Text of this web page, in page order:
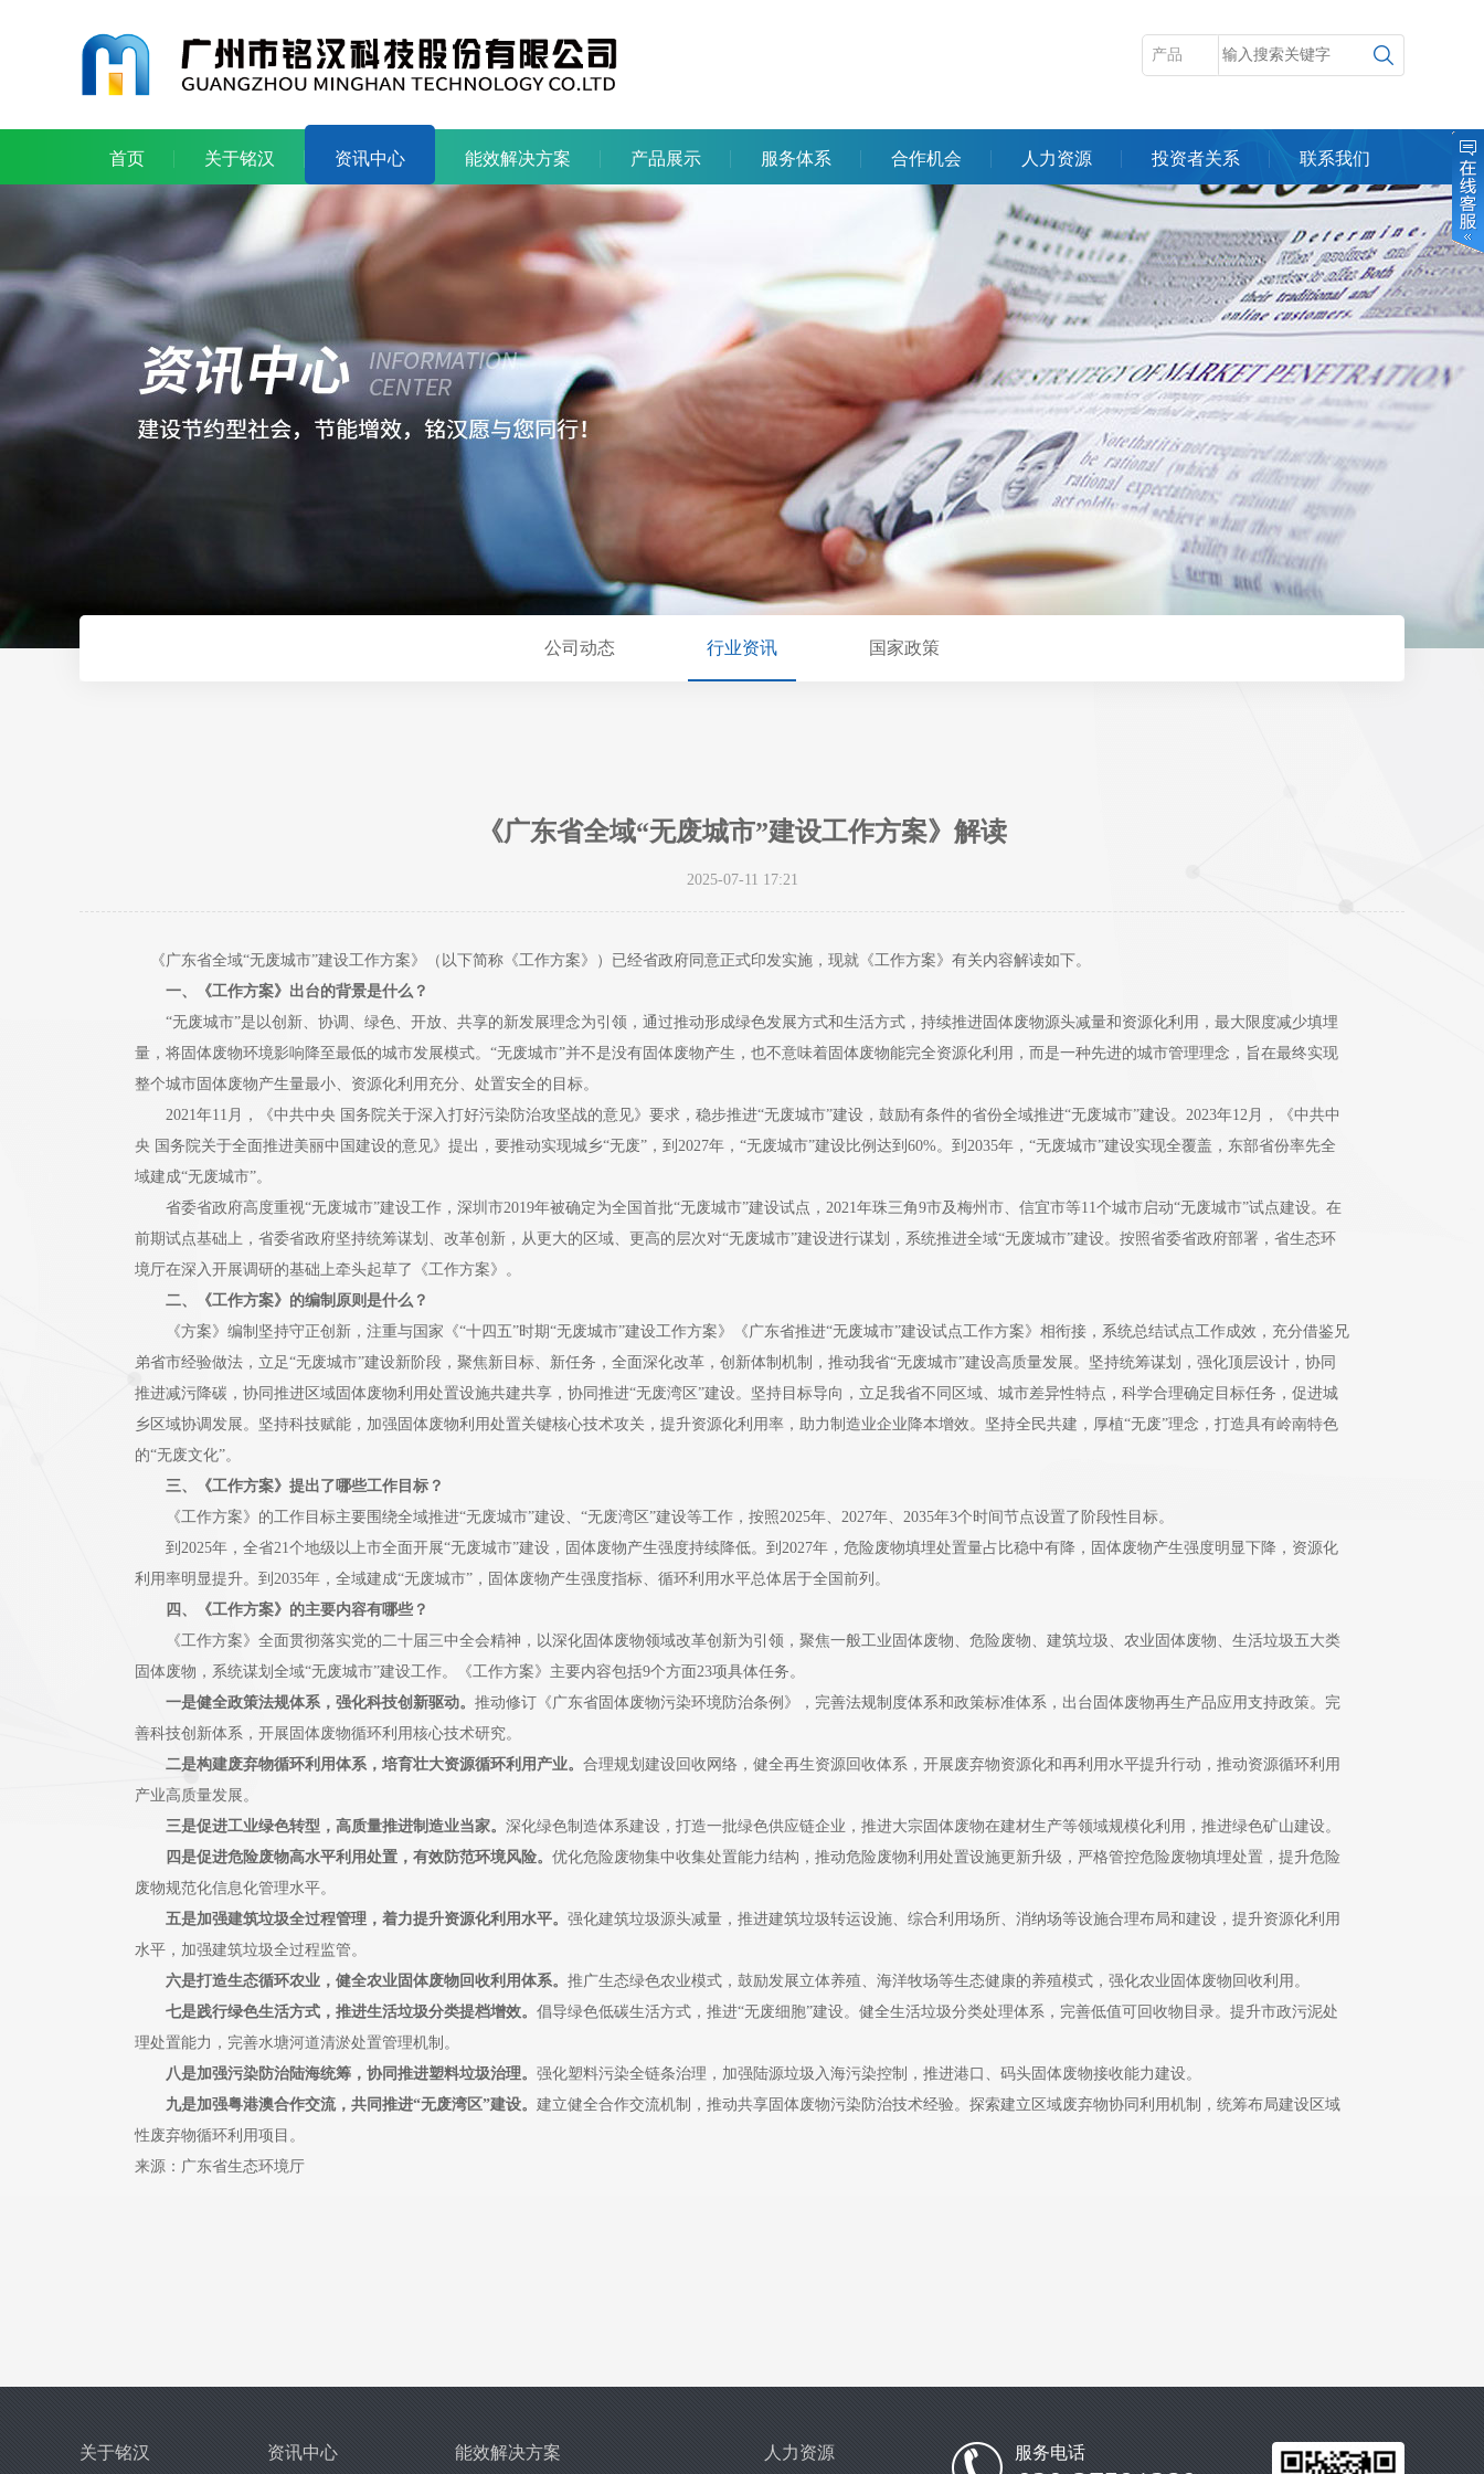
首页 关于铭汉 资讯中心 能效解决方案 产品展示 服务体系 合作机会 人力资源 投资者关系 联系我们
公司动态 行业资讯 国家政策
《广东省全域“无废城市”建设工作方案》解读
2025-07-11 17:21
《广东省全域“无废城市”建设工作方案》（以下简称《工作方案》）已经省政府同意正式印发实施，现就《工作方案》有关内容解读如下。
一、《工作方案》出台的背景是什么？
“无废城市”是以创新、协调、绿色、开放、共享的新发展理念为引领，通过推动形成绿色发展方式和生活方式，持续推进固体废物源头减量和资源化利用，最大限度减少填埋
量，将固体废物环境影响降至最低的城市发展模式。“无废城市”并不是没有固体废物产生，也不意味着固体废物能完全资源化利用，而是一种先进的城市管理理念，旨在最终实现
整个城市固体废物产生量最小、资源化利用充分、处置安全的目标。
2021年11月，《中共中央 国务院关于深入打好污染防治攻坚战的意见》要求，稳步推进“无废城市”建设，鼓励有条件的省份全域推进“无废城市”建设。2023年12月，《中共中
央 国务院关于全面推进美丽中国建设的意见》提出，要推动实现城乡“无废”，到2027年，“无废城市”建设比例达到60%。到2035年，“无废城市”建设实现全覆盖，东部省份率先全
域建成“无废城市”。
省委省政府高度重视“无废城市”建设工作，深圳市2019年被确定为全国首批“无废城市”建设试点，2021年珠三角9市及梅州市、信宜市等11个城市启动“无废城市”试点建设。在
前期试点基础上，省委省政府坚持统筹谋划、改革创新，从更大的区域、更高的层次对“无废城市”建设进行谋划，系统推进全域“无废城市”建设。按照省委省政府部署，省生态环
境厅在深入开展调研的基础上牵头起草了《工作方案》。
二、《工作方案》的编制原则是什么？
《方案》编制坚持守正创新，注重与国家《“十四五”时期“无废城市”建设工作方案》《广东省推进“无废城市”建设试点工作方案》相衔接，系统总结试点工作成效，充分借鉴兄
弟省市经验做法，立足“无废城市”建设新阶段，聚焦新目标、新任务，全面深化改革，创新体制机制，推动我省“无废城市”建设高质量发展。坚持统筹谋划，强化顶层设计，协同
推进减污降碳，协同推进区域固体废物利用处置设施共建共享，协同推进“无废湾区”建设。坚持目标导向，立足我省不同区域、城市差异性特点，科学合理确定目标任务，促进城
乡区域协调发展。坚持科技赋能，加强固体废物利用处置关键核心技术攻关，提升资源化利用率，助力制造业企业降本增效。坚持全民共建，厚植“无废”理念，打造具有岭南特色
的“无废文化”。
三、《工作方案》提出了哪些工作目标？
《工作方案》的工作目标主要围绕全域推进“无废城市”建设、“无废湾区”建设等工作，按照2025年、2027年、2035年3个时间节点设置了阶段性目标。
到2025年，全省21个地级以上市全面开展“无废城市”建设，固体废物产生强度持续降低。到2027年，危险废物填埋处置量占比稳中有降，固体废物产生强度明显下降，资源化
利用率明显提升。到2035年，全域建成“无废城市”，固体废物产生强度指标、循环利用水平总体居于全国前列。
四、《工作方案》的主要内容有哪些？
《工作方案》全面贯彻落实党的二十届三中全会精神，以深化固体废物领域改革创新为引领，聚焦一般工业固体废物、危险废物、建筑垃圾、农业固体废物、生活垃圾五大类
固体废物，系统谋划全域“无废城市”建设工作。《工作方案》主要内容包括9个方面23项具体任务。
一是健全政策法规体系，强化科技创新驱动。 推动修订《广东省固体废物污染环境防治条例》，完善法规制度体系和政策标准体系，出台固体废物再生产品应用支持政策。完
善科技创新体系，开展固体废物循环利用核心技术研究。
二是构建废弃物循环利用体系，培育壮大资源循环利用产业。 合理规划建设回收网络，健全再生资源回收体系，开展废弃物资源化和再利用水平提升行动，推动资源循环利用
产业高质量发展。
三是促进工业绿色转型，高质量推进制造业当家。 深化绿色制造体系建设，打造一批绿色供应链企业，推进大宗固体废物在建材生产等领域规模化利用，推进绿色矿山建设。
四是促进危险废物高水平利用处置，有效防范环境风险。 优化危险废物集中收集处置能力结构，推动危险废物利用处置设施更新升级，严格管控危险废物填埋处置，提升危险
废物规范化信息化管理水平。
五是加强建筑垃圾全过程管理，着力提升资源化利用水平。 强化建筑垃圾源头减量，推进建筑垃圾转运设施、综合利用场所、消纳场等设施合理布局和建设，提升资源化利用
水平，加强建筑垃圾全过程监管。
六是打造生态循环农业，健全农业固体废物回收利用体系。 推广生态绿色农业模式，鼓励发展立体养殖、海洋牧场等生态健康的养殖模式，强化农业固体废物回收利用。
七是践行绿色生活方式，推进生活垃圾分类提档增效。 倡导绿色低碳生活方式，推进“无废细胞”建设。健全生活垃圾分类处理体系，完善低值可回收物目录。提升市政污泥处
理处置能力，完善水塘河道清淤处置管理机制。
八是加强污染防治陆海统筹，协同推进塑料垃圾治理。 强化塑料污染全链条治理，加强陆源垃圾入海污染控制，推进港口、码头固体废物接收能力建设。
九是加强粤港澳合作交流，共同推进“无废湾区”建设。 建立健全合作交流机制，推动共享固体废物污染防治技术经验。探索建立区域废弃物协同利用机制，统筹布局建设区域
性废弃物循环利用项目。
来源：广东省生态环境厅
关于铭汉 资讯中心 能效解决方案 人力资源 服务电话